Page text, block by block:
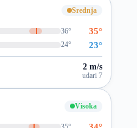
Srednja
36° 35°
24° 23°
2 m/s
udari 7
Visoka